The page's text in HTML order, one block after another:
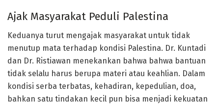
Ajak Masyarakat Peduli Palestina
Keduanya turut mengajak masyarakat untuk tidak
menutup mata terhadap kondisi Palestina. Dr. Kuntadi
dan Dr. Ristiawan menekankan bahwa bahwa bantuan
tidak selalu harus berupa materi atau keahlian. Dalam
kondisi serba terbatas, kehadiran, kepedulian, doa,
bahkan satu tindakan kecil pun bisa menjadi kekuatan